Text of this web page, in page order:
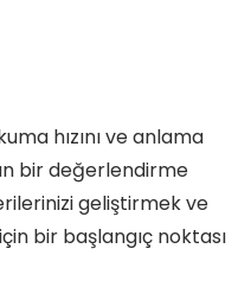
hızını ve anlama
bir değerlendirme
geliştirmek ve
bir başlangıç noktası